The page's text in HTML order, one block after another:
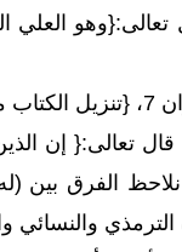
العلي
يستكبرون عن عبادته}
والنسائي